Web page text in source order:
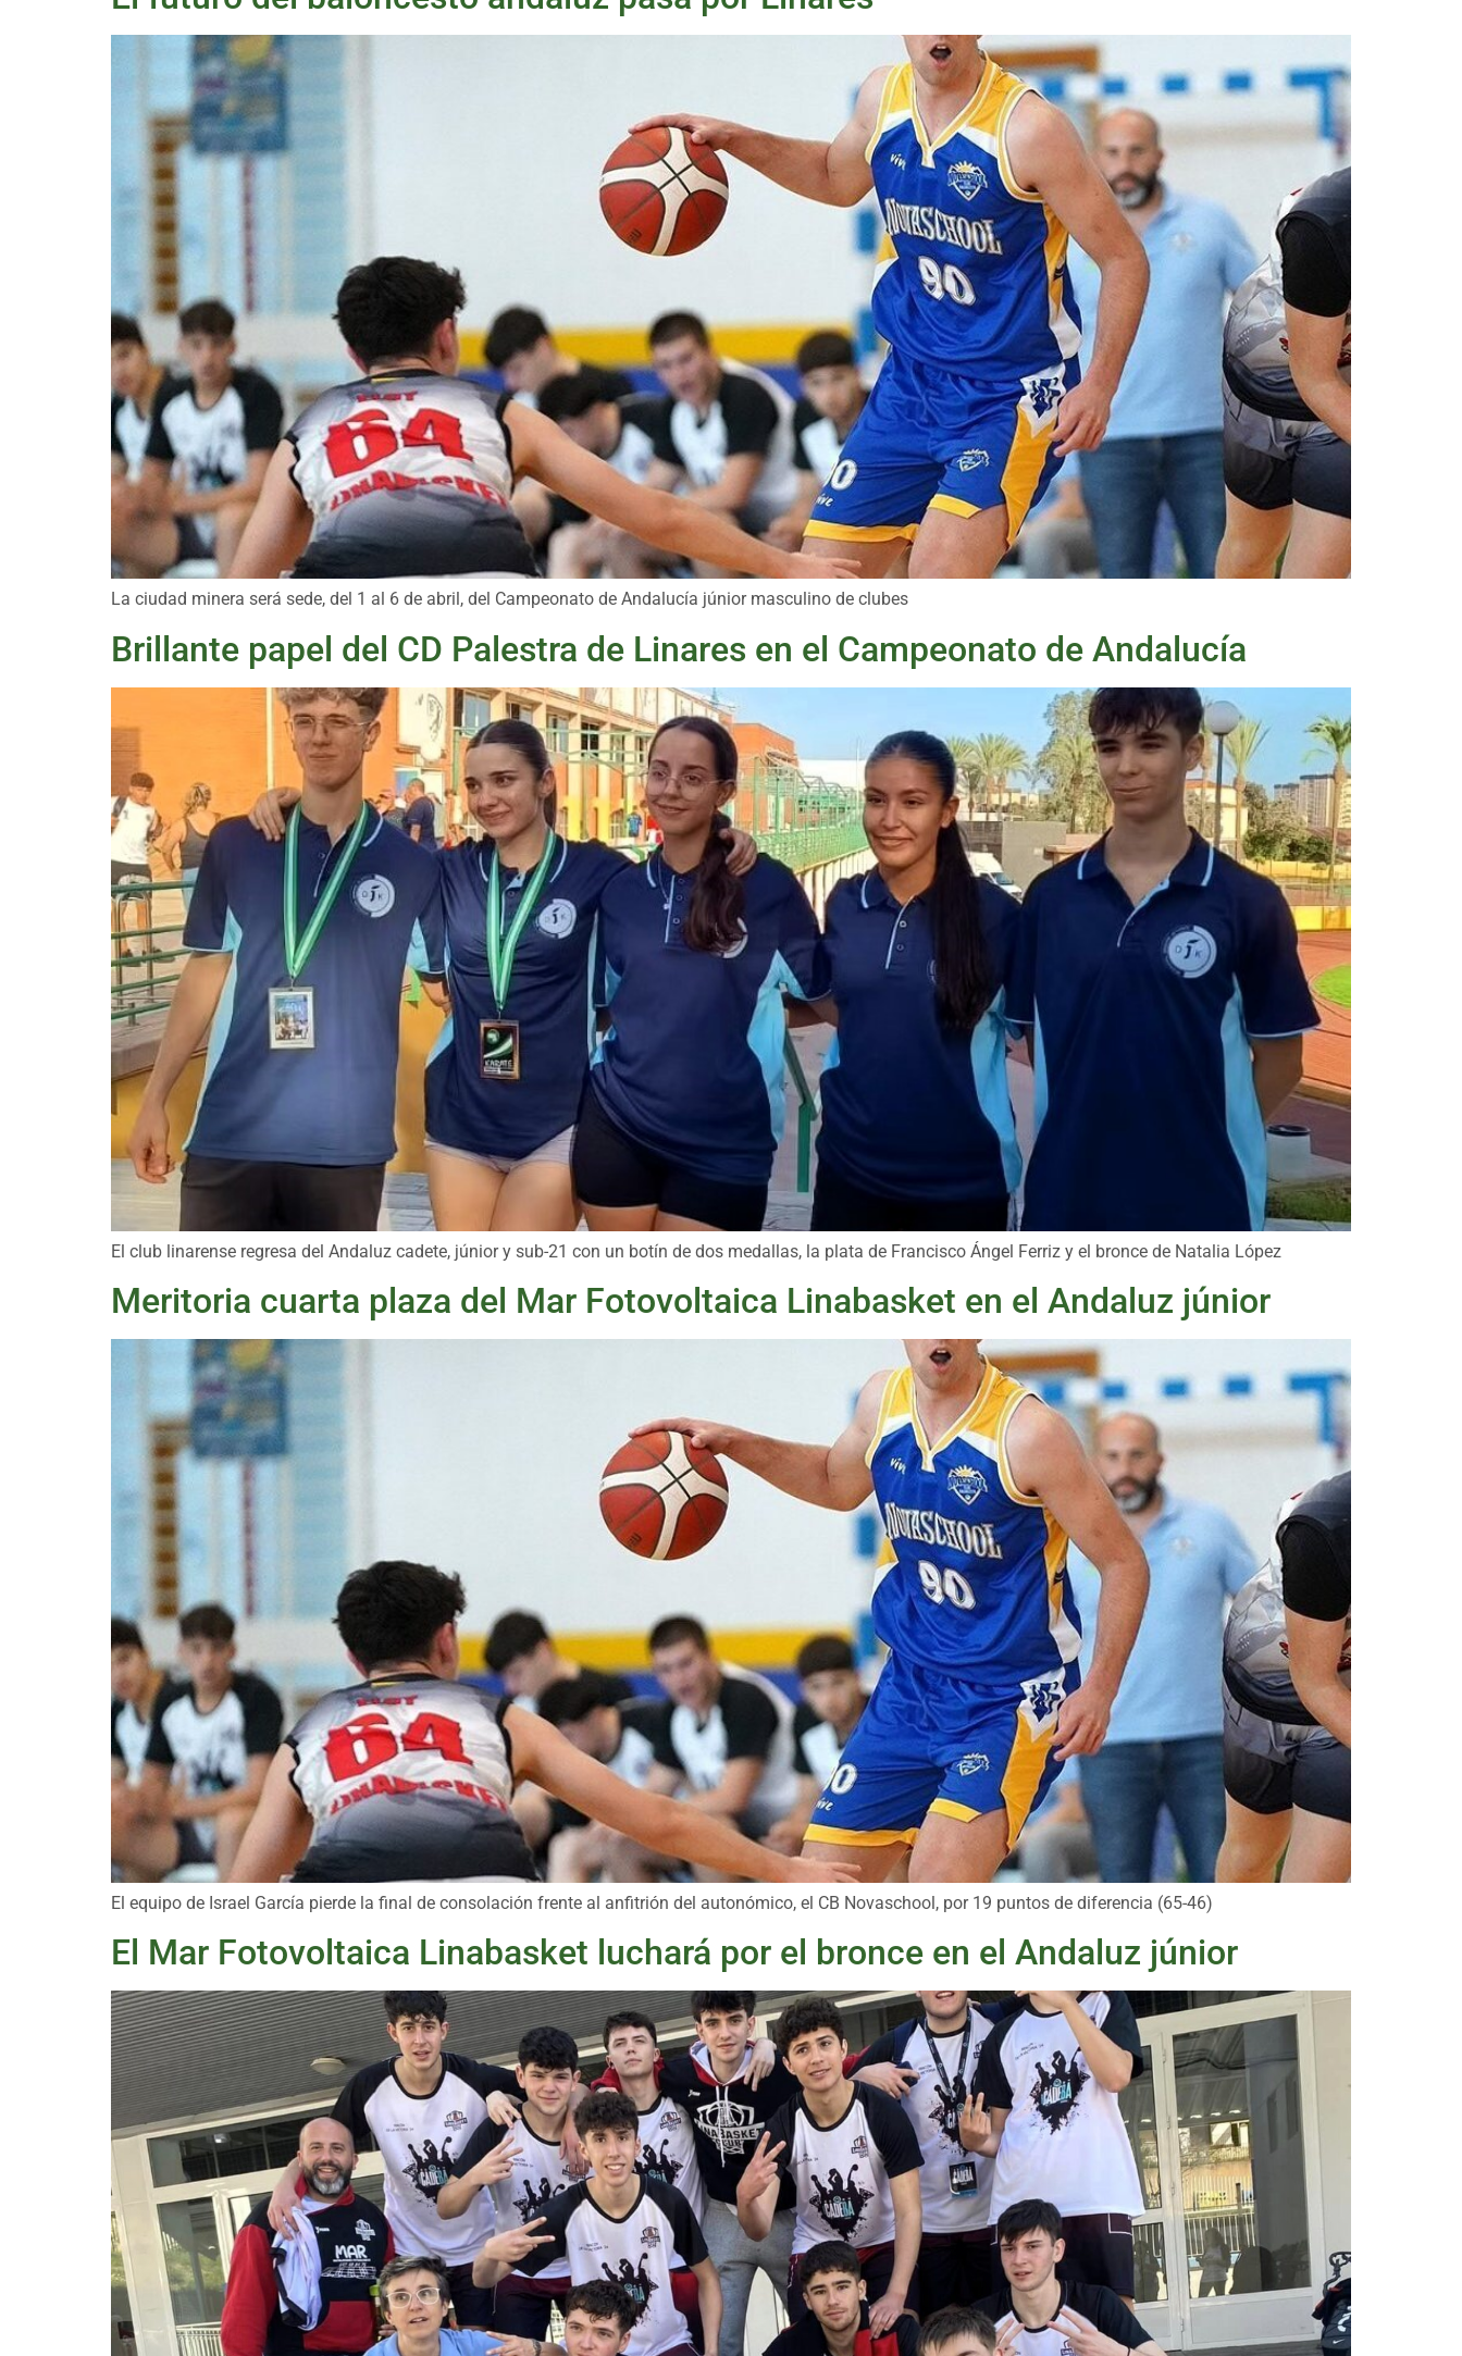
La ciudad minera será sede, del 1 al 6 de abril, del Campeonato de Andalucía júnior masculino de clubes
Brillante papel del CD Palestra de Linares en el Campeonato de Andalucía
El club linarense regresa del Andaluz cadete, júnior y sub-21 con un botín de dos medallas, la plata de Francisco Ángel Ferriz y el bronce de Natalia López
Meritoria cuarta plaza del Mar Fotovoltaica Linabasket en el Andaluz júnior
El equipo de Israel García pierde la final de consolación frente al anfitrión del autonómico, el CB Novaschool, por 19 puntos de diferencia (65-46)
El Mar Fotovoltaica Linabasket luchará por el bronce en el Andaluz júnior